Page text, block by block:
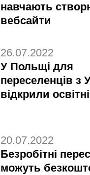
навчають
вебсайти
26.07.2022
У Польщі для
переселенців з
відкрили
20.07.2022
Безробітні
можуть